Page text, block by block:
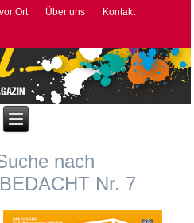
Ort Über uns Kontakt
nach
Nr. 7